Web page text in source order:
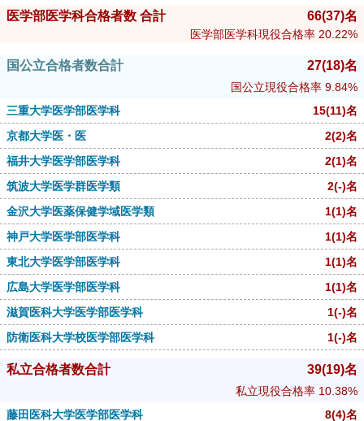
医学部医学科合格者数 合計 66(37)名
医学部医学科現役合格率 20.22%
国公立合格者数合計 27(18)名
国公立現役合格率 9.84%
三重大学医学部医学科
15(11)名
京都大学医・医
2(2)名
福井大学医学部医学科
2(1)名
筑波大学医学群医学類
2(-)名
金沢大学医薬保健学域医学類
1(1)名
神戸大学医学部医学科
1(1)名
東北大学医学部医学科
1(1)名
広島大学医学部医学科
1(1)名
滋賀医科大学医学部医学科
1(-)名
防衛医科大学校医学部医学科
1(-)名
私立合格者数合計 39(19)名
私立現役合格率 10.38%
藤田医科大学医学部医学科
8(4)名